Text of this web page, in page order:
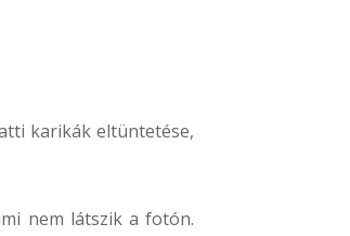
karikák eltüntetése,
nem látszik a fotón.